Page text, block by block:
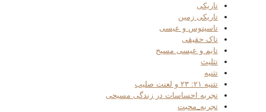
تاریکی
تاریکی زمین
تاسیتوس و عیسی
تاک حقیقی
تایم و عیسی مسیح
تثلیث
تثنیه
تثنیه ۲۱: ۲۳ و لعنت صلیب
تجربه احساسات در زندگی مسیحی
تجربه_محبت